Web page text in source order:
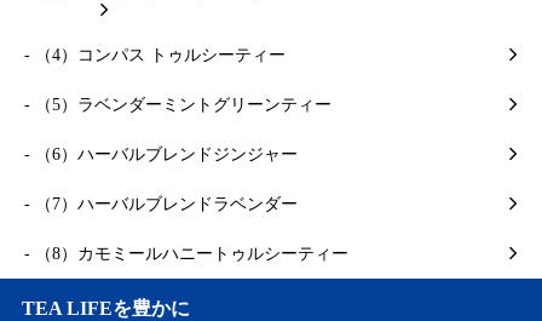
- （4）コンパス トゥルシーティー
- （5）ラベンダーミントグリーンティー
- （6）ハーバルブレンドジンジャー
- （7）ハーバルブレンドラベンダー
- （8）カモミールハニートゥルシーティー
TEA LIFEを豊かに